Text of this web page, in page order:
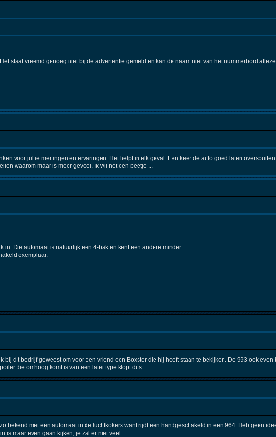
staat vreemd genoeg niet bij de advertentie gemeld en kan de naam niet van het nummerbord
voor jullie meningen en ervaringen. Het helpt in elk geval. Een keer de auto goed laten
waarom maar is meer gevoel. Ik wil het een beetje ...
in. Die automaat is natuurlijk een 4-bak en kent een andere minder
exemplaar.
bij dit bedrijf geweest om voor een vriend een Boxster die hij heeft staan te bekijken. De 993 ook
die omhoog komt is van een later type klopt dus ...
bekend met een automaat in de luchtkokers want rijdt een handgeschakeld in een 964. Heb geen
is maar even gaan kijken, je zal er niet veel...